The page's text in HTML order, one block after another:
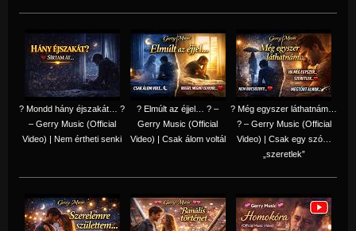
? Mondd hány éjszakát… ?
– Gerry Music (Official
Video) | Nem értheti senki
? Elmúlt az éjjel… ? –
Gerry Music (Official
Video) | Csak álom voltál
? Még egyszer láthatnám…
? – Gerry Music (Official
Video) | Csak egy szó…
„szeretlek”